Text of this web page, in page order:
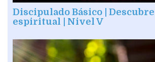
Discipulado Básico |
espiritual | Nivel V